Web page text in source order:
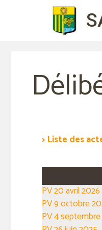
> Liste des
PV 20 avril 2026
PV 9 octobre
PV 4